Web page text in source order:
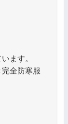
ます。
全防寒服